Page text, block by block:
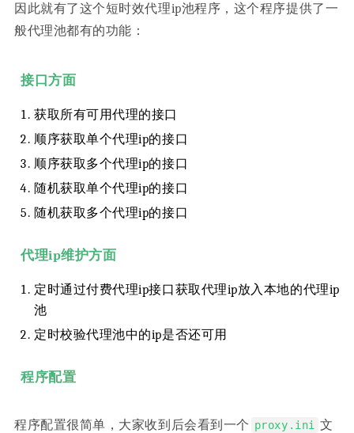
因此就有了这个短时效代理ip池程序，这个程序提供了一
般代理池都有的功能：
接口方面
获取所有可用代理的接口
顺序获取单个代理ip的接口
顺序获取多个代理ip的接口
随机获取单个代理ip的接口
随机获取多个代理ip的接口
代理ip维护方面
定时通过付费代理ip接口获取代理ip放入本地的代理ip
池
定时校验代理池中的ip是否还可用
程序配置
程序配置很简单，大家收到后会看到一个 proxy.ini
文